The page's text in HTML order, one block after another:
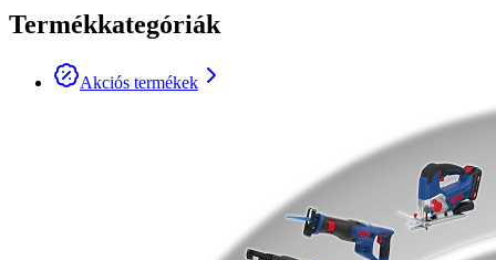
Termékkategóriák
Akciós termékek